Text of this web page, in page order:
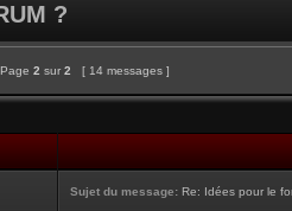
?
Page 2 sur 2 [ 14 messages ]
Sujet du message: Re: Idées pour le